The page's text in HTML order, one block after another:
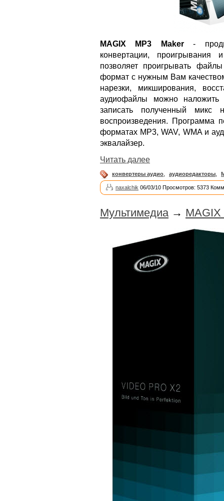
MAGIX MP3 Maker-
конвертации, проигрывания
позволяет проигрывать
формат с нужным Вам
нарезки, микширования,
аудиофайлы можно
записать полученный микс
воспроизведения. Программа
форматах MP3, WAV, WMA и
эквалайзер.
Читать далее
конвертеры аудио аудиоредакторы
naxalchik 06/03/10 Просмотров: 5373
Мультимедиа → MAGIX